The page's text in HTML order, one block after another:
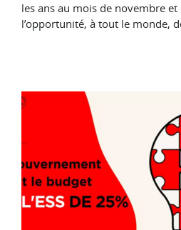
les ans au mois de novembre
l’opportunité, à tout le monde,